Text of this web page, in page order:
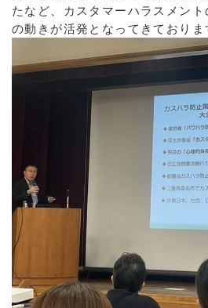
たなど、カスタマーハラスメン
の動きが活発となってきておりま